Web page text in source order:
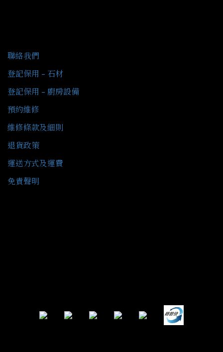
聯絡我們
登記保用 - 石材
登記保用 - 廚房設備
預約維修
維修條款及細則
退貨政策
運送方式及運費
免責聲明